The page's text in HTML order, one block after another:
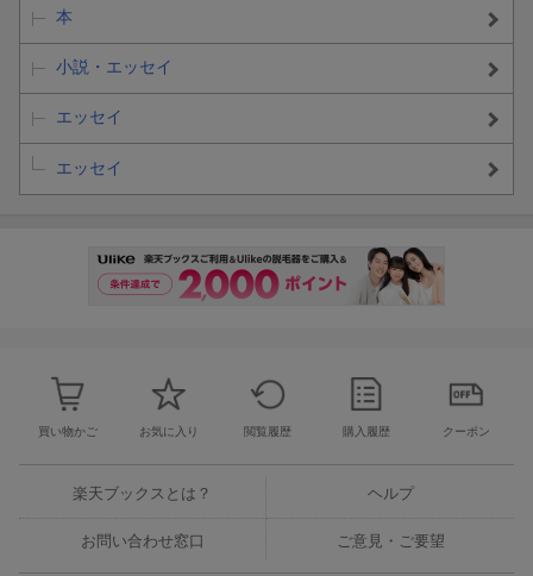
本
小説・エッセイ
エッセイ
エッセイ
買い物かご お気に入り 閲覧履歴 購入履歴 クーポン
楽天ブックスとは？ ヘルプ
お問い合わせ窓口 ご意見・ご要望